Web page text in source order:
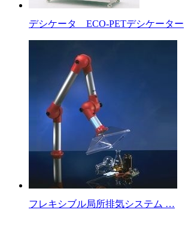
デシケータ ECO-PETデシケーター
フレキシブル局所排気システム …